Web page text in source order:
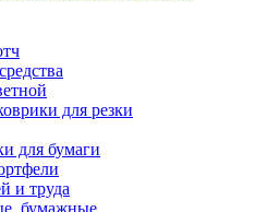
для резки
для бумаги
и труда
бумажные